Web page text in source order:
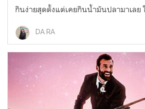
กินง่ายสุดตั้งแต่เคยกินน้ำมันปลามาเลย
DA RA